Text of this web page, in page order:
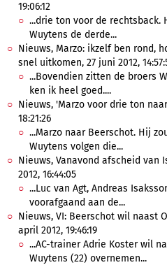
19:06:12
...drie ton voor de rechtsback.
Wuytens de derde...
Nieuws, Marzo: ikzelf ben rond,
snel uitkomen, 27 juni 2012,
...Bovendien zitten de broers
ken ik heel goed....
Nieuws, 'Marzo voor drie ton
18:21:26
...Marzo naar Beerschot. Hij
Wuytens volgen die...
Nieuws, Vanavond afscheid van
2012, 16:44:05
...Luc van Agt, Andreas
voorafgaand aan de...
Nieuws, VI: Beerschot wil naast
april 2012, 19:46:19
...AC-trainer Adrie Koster wil
Wuytens (22) overnemen...